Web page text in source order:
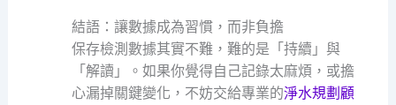
結語：讓數據成為習慣，而非負擔
保存檢測數據其實不難，難的是「持續」與
「解讀」。如果你覺得自己記錄太麻煩，或擔
心漏掉關鍵變化，不妨交給專業的淨水規劃顧